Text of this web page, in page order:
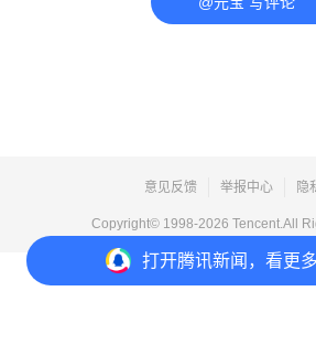
打开腾讯新闻，看更
意见反馈 举报中心 隐
Copyright© 1998-2026 Tencent.All